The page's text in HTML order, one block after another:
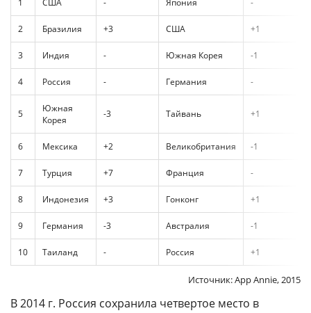
1 США - Япония -
2 Бразилия +3 США +1
3 Индия - Южная Корея -1
4 Россия - Германия -
5
Южная
Корея
-3 Тайвань +1
6 Мексика +2 Великобритания -1
7 Турция +7 Франция -
8 Индонезия +3 Гонконг +1
9 Германия -3 Австралия -1
10 Таиланд - Россия +1
Источник: App Annie, 2015
В 2014 г. Россия сохранила четвертое место в